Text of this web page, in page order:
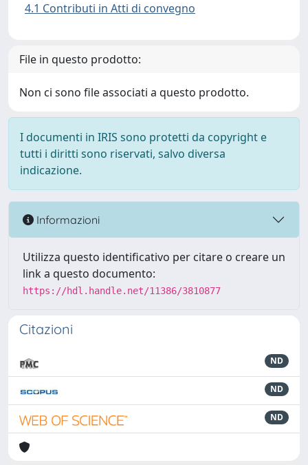
4.1 Contributi in Atti di convegno
File in questo prodotto:
Non ci sono file associati a questo prodotto.
I documenti in IRIS sono protetti da copyright e
tutti i diritti sono riservati, salvo diversa
indicazione.
Informazioni
Utilizza questo identificativo per citare o creare un
link a questo documento:
https://hdl.handle.net/11386/3810877
Citazioni
ND
ND
ND